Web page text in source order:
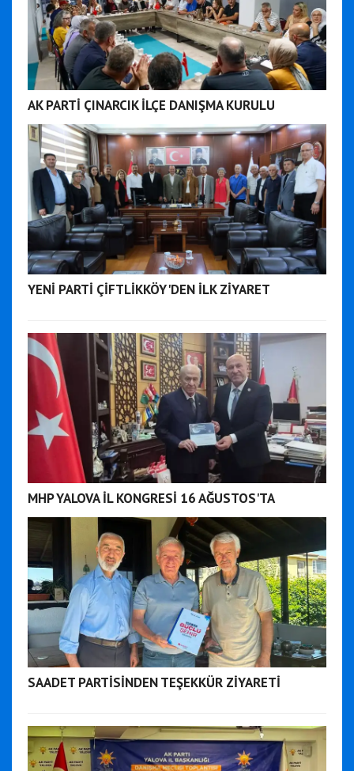
AK PARTİ ÇINARCIK İLÇE DANIŞMA KURULU
YENİ PARTİ ÇİFTLİKKÖY'DEN İLK ZİYARET
MHP YALOVA İL KONGRESİ 16 AĞUSTOS'TA
SAADET PARTİSİNDEN TEŞEKKÜR ZİYARETİ